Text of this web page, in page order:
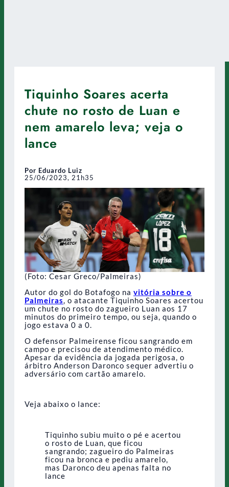
Tiquinho Soares acerta
chute no rosto de Luan e
nem amarelo leva; veja o
lance
Por Eduardo Luiz
25/06/2023, 21h35
(Foto: Cesar Greco/Palmeiras)
Autor do gol do Botafogo na vitória sobre o
Palmeiras, o atacante Tiquinho Soares acertou
um chute no rosto do zagueiro Luan aos 17
minutos do primeiro tempo, ou seja, quando o
jogo estava 0 a 0.
O defensor Palmeirense ficou sangrando em
campo e precisou de atendimento médico.
Apesar da evidência da jogada perigosa, o
árbitro Anderson Daronco sequer advertiu o
adversário com cartão amarelo.
Veja abaixo o lance:
Tiquinho subiu muito o pé e acertou
o rosto de Luan, que ficou
sangrando; zagueiro do Palmeiras
ficou na bronca e pediu amarelo,
mas Daronco deu apenas falta no
lance